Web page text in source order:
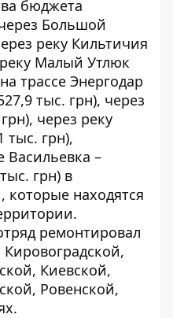
бюджета
Большой
реку Кильтичия
Малый Утлюк
трассе Энергодар
тыс. грн), через
через реку
тыс. грн),
Васильевка –
грн) в
которые находятся
ремонтировал
Киевской,
Ровенской,